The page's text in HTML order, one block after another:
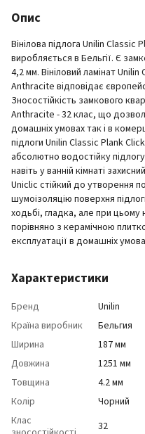
Опис
Вінілова підлога Unilin
виробляється в Бельгії. Є
4,2 мм. Вініловий ламінат
Anthracite відповідає
Зносостійкість замкового
Anthracite - 32 клас, що
домашніх умовах так і в
підлоги Unilin Classic Plank
абсолютно водостійку
навіть у ванній кімнаті
Uniclic стійкий до утворення
шумоізоляцію поверхня
ходьбі, гладка, але при цьому
порівняно з керамічною
експлуатації в домашніх
Характеристики
Бренд
Unilin
Країна виробник
Бельгия
Ширина
187 мм
Довжина
1251 мм
Товщина
4.2 мм
Колір
Чорний
Клас
32